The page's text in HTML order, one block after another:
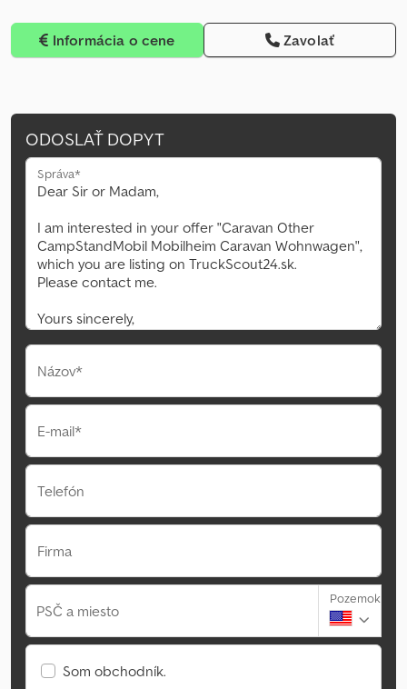
Informácia o cene Zavolať
ODOSLAŤ DOPYT
Správa*
Názov*
E-mail*
Telefón
Firma
PSČ a miesto
Pozemok
Som obchodník.